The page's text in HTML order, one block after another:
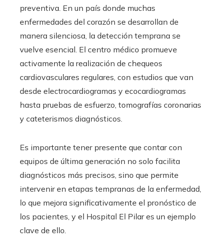
preventiva. En un país donde muchas
enfermedades del corazón se desarrollan de
manera silenciosa, la detección temprana se
vuelve esencial. El centro médico promueve
activamente la realización de chequeos
cardiovasculares regulares, con estudios que van
desde electrocardiogramas y ecocardiogramas
hasta pruebas de esfuerzo, tomografías coronarias
y cateterismos diagnósticos.
Es importante tener presente que contar con
equipos de última generación no solo facilita
diagnósticos más precisos, sino que permite
intervenir en etapas tempranas de la enfermedad,
lo que mejora significativamente el pronóstico de
los pacientes, y el Hospital El Pilar es un ejemplo
clave de ello.